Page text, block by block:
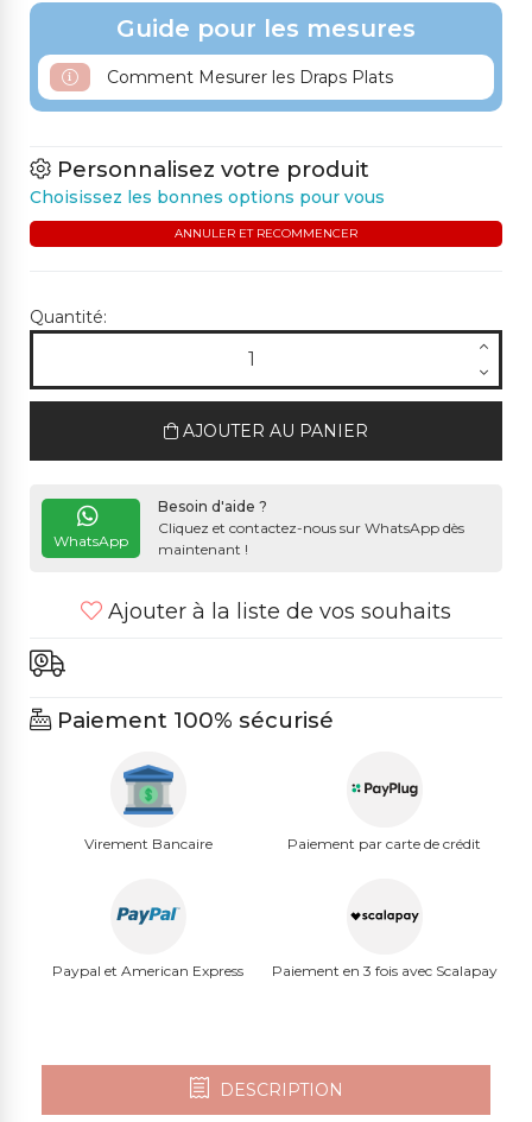
Guide pour les mesures
Comment Mesurer les Draps Plats
Personnalisez votre produit
Choisissez les bonnes options pour vous
ANNULER ET RECOMMENCER
Quantité:
AJOUTER AU PANIER
WhatsApp
Besoin d'aide ?
Cliquez et contactez-nous sur WhatsApp dès
maintenant !
Ajouter à la liste de vos souhaits
Paiement 100% sécurisé
Virement Bancaire Paiement par carte de crédit
Paypal et American Express Paiement en 3 fois avec Scalapay
DESCRIPTION